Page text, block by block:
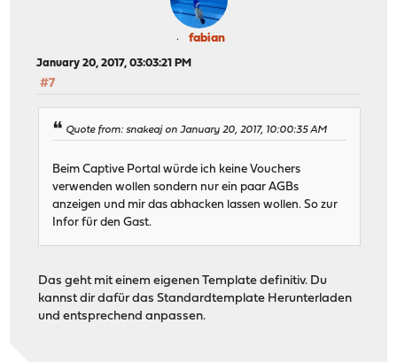
fabian
January 20, 2017, 03:03:21 PM
#7
Quote from: snakeaj on January 20, 2017, 10:00:35 AM
Beim Captive Portal würde ich keine Vouchers
verwenden wollen sondern nur ein paar AGBs
anzeigen und mir das abhacken lassen wollen. So zur
Infor für den Gast.
Das geht mit einem eigenen Template definitiv. Du
kannst dir dafür das Standardtemplate Herunterladen
und entsprechend anpassen.